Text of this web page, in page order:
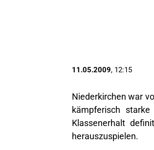
11.05.2009, 12:15
Niederkirchen war
kämpferisch
Klassenerhalt
herauszuspielen.